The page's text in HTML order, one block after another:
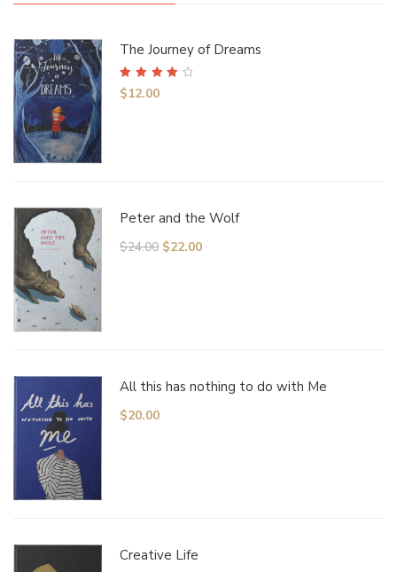
The Journey of Dreams
Rated 4.00
out of 5
$12.00
Peter and the Wolf
$24.00 $22.00
All this has nothing to do with Me
$20.00
Creative Life